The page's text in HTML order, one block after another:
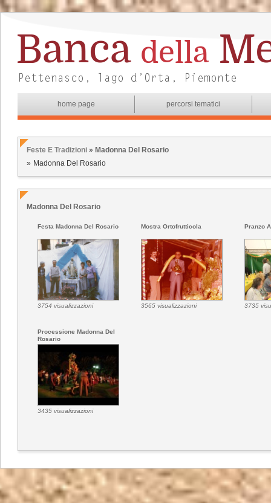
home page percorsi tematici
Feste E Tradizioni » Madonna Del Rosario
Madonna Del Rosario
Madonna Del Rosario
Festa Madonna Del Rosario
3754 visualizzazioni
Mostra Ortofrutticola
3565 visualizzazioni
Pranzo
3735
Processione Madonna Del
Rosario
3435 visualizzazioni